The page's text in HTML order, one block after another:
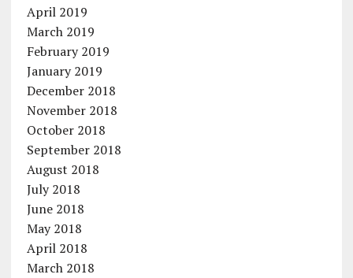
April 2019
March 2019
February 2019
January 2019
December 2018
November 2018
October 2018
September 2018
August 2018
July 2018
June 2018
May 2018
April 2018
March 2018